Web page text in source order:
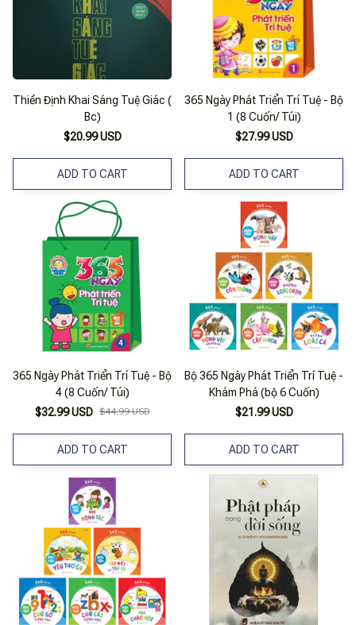
Thiền Định Khai Sáng Tuệ Giác (
Bc)
$20.99 USD
ADD TO CART
365 Ngày Phát Triển Trí Tuệ - Bộ
1 (8 Cuốn/ Túi)
$27.99 USD
ADD TO CART
365 Ngày Phát Triển Trí Tuệ - Bộ
4 (8 Cuốn/ Túi)
$32.99 USD $44.99 USD
ADD TO CART
Bộ 365 Ngày Phát Triển Trí Tuệ -
Khám Phá (bộ 6 Cuốn)
$21.99 USD
ADD TO CART